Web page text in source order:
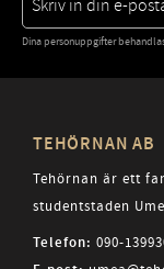
Dina personuppgifter
TEHÖRNAN AB
Tehörnan är ett
studentstaden
Telefon: 090-